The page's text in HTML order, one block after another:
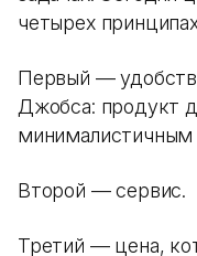
четырех
Первый —
Джобса: продукт
минималистичным
Второй — сервис.
Третий — цена,